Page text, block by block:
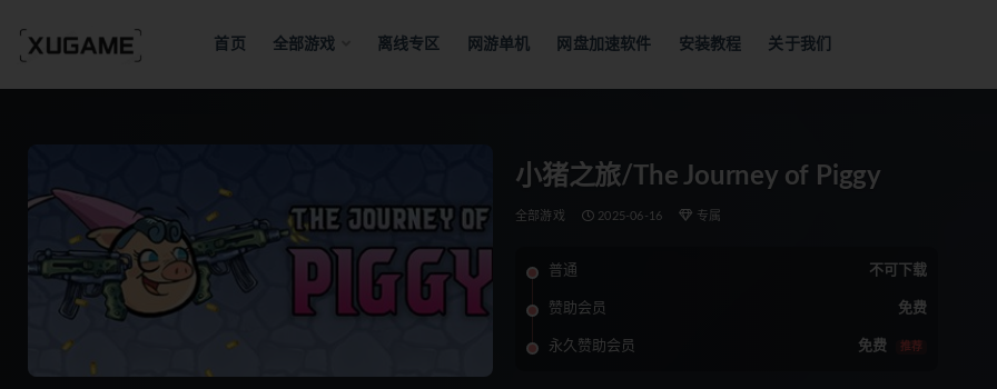
首页 全部游戏 离线专区 网游单机 网盘加速软件 安装教程 关于我们
小猪之旅/The Journey of Piggy
全部游戏 2025-06-16 专属
普通 不可下载
赞助会员 免费
永久赞助会员 免费 推荐